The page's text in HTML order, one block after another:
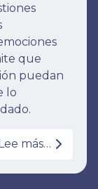
que
puedan
lo
Lee más…